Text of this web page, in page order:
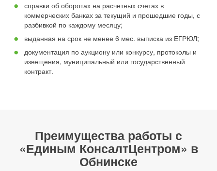
справки об оборотах на расчетных счетах в
коммерческих банках за текущий и прошедшие годы, с
разбивкой по каждому месяцу;
выданная на срок не менее 6 мес. выписка из ЕГРЮЛ;
документация по аукциону или конкурсу, протоколы и
извещения, муниципальный или государственный
контракт.
Преимущества работы с
«Единым КонсалтЦентром» в
Обнинске